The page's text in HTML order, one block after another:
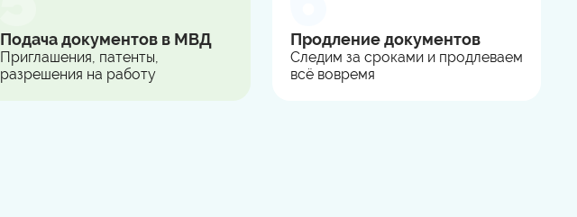
Подача документов в МВД
Приглашения, патенты,
разрешения на работу
Продление документов
Следим за сроками и продлеваем
всё вовремя